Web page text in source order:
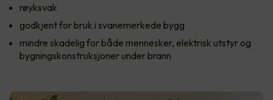
røyksvak
godkjent for bruk i svanemerkede bygg
mindre skadelig for både mennesker, elektrisk utstyr og
bygningskonstruksjoner under brann